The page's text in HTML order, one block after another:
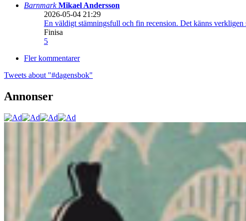
BarnmarkMikael Andersson
2026-05-04 21:29
En väldigt stämningsfull och fin recension. Det känns
Finisa
5
Fler kommentarer
Tweets about "#dagensbok"
Annonser